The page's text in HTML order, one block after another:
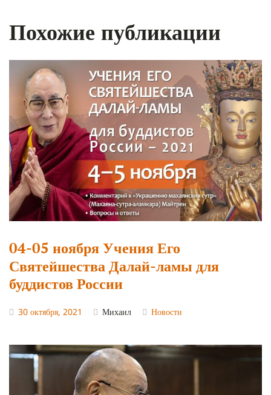
Похожие публикации
04-05 ноября Учения Его
Святейшества Далай-ламы для
буддистов России
30 октября, 2021 Михаил Новости